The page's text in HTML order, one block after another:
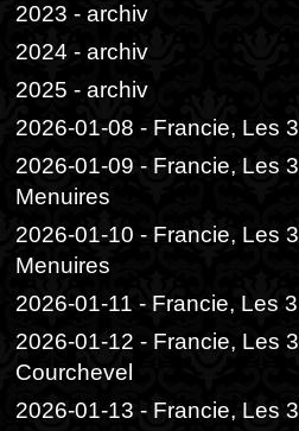
2023 - archiv
2024 - archiv
2025 - archiv
2026-01-08 - Francie, Les
2026-01-09 - Francie, Les
Menuires
2026-01-10 - Francie, Les
Menuires
2026-01-11 - Francie, Les
2026-01-12 - Francie, Les
Courchevel
2026-01-13 - Francie, Les